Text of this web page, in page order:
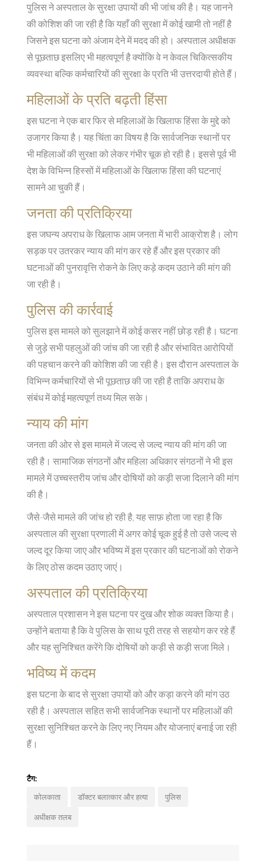
पुलिस ने अस्पताल के सुरक्षा उपायों की भी जांच की है। यह जानने
की कोशिश की जा रही है कि यहाँ की सुरक्षा में कोई खामी तो नहीं है
जिसने इस घटना को अंजाम देने में मदद की हो। अस्पताल अधीक्षक
से पूछताछ इसलिए भी महत्वपूर्ण है क्योंकि वे न केवल चिकित्सकीय
व्यवस्था बल्कि कर्मचारियों की सुरक्षा के प्रति भी उत्तरदायी होते हैं।
महिलाओं के प्रति बढ़ती हिंसा
इस घटना ने एक बार फिर से महिलाओं के खिलाफ हिंसा के मुद्दे को
उजागर किया है। यह चिंता का विषय है कि सार्वजनिक स्थानों पर
भी महिलाओं की सुरक्षा को लेकर गंभीर चूक हो रही है। इससे पूर्व भी
देश के विभिन्न हिस्सों में महिलाओं के खिलाफ हिंसा की घटनाएं
सामने आ चुकी हैं।
जनता की प्रतिक्रिया
इस जघन्य अपराध के खिलाफ आम जनता में भारी आक्रोश है। लोग
सड़क पर उतरकर न्याय की मांग कर रहे हैं और इस प्रकार की
घटनाओं की पुनरावृत्ति रोकने के लिए कड़े कदम उठाने की मांग की
जा रही है।
पुलिस की कार्रवाई
पुलिस इस मामले को सुलझाने में कोई कसर नहीं छोड़ रही है। घटना
से जुड़े सभी पहलुओं की जांच की जा रही है और संभावित आरोपियों
की पहचान करने की कोशिश की जा रही है। इस दौरान अस्पताल के
विभिन्न कर्मचारियों से भी पूछताछ की जा रही है ताकि अपराध के
संबंध में कोई महत्वपूर्ण तथ्य मिल सके।
न्याय की मांग
जनता की ओर से इस मामले में जल्द से जल्द न्याय की मांग की जा
रही है। सामाजिक संगठनों और महिला अधिकार संगठनों ने भी इस
मामले में उच्चस्तरीय जांच और दोषियों को कड़ी सजा दिलाने की मांग
की है।
जैसे-जैसे मामले की जांच हो रही है, यह साफ़ होता जा रहा है कि
अस्पताल की सुरक्षा प्रणाली में अगर कोई चूक हुई है तो उसे जल्द से
जल्द दूर किया जाए और भविष्य में इस प्रकार की घटनाओं को रोकने
के लिए ठोस कदम उठाए जाएं।
अस्पताल की प्रतिक्रिया
अस्पताल प्रशासन ने इस घटना पर दुख और शोक व्यक्त किया है।
उन्होंने बताया है कि वे पुलिस के साथ पूरी तरह से सहयोग कर रहे हैं
और यह सुनिश्चित करेंगे कि दोषियों को कड़ी से कड़ी सजा मिले।
भविष्य में कदम
इस घटना के बाद से सुरक्षा उपायों को और कड़ा करने की मांग उठ
रही है। अस्पताल सहित सभी सार्वजनिक स्थानों पर महिलाओं की
सुरक्षा सुनिश्चित करने के लिए नए नियम और योजनाएं बनाई जा रही
हैं।
टैग:
कोलकाता
डॉक्टर बलात्कार और हत्या पुलिस
अधीक्षक तलब